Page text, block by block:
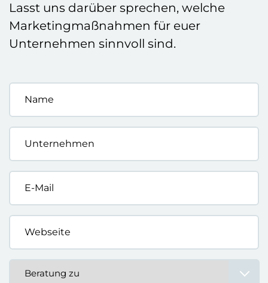
Lasst uns darüber sprechen, welche
Marketingmaßnahmen für euer
Unternehmen sinnvoll sind.
Name
Unternehmen
E-
Mail
*
Webseite